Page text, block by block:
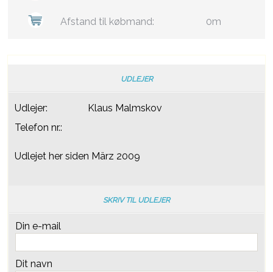
Afstand til købmand: 0m
UDLEJER
Udlejer:
Klaus Malmskov
Telefon nr.:
Udlejet her siden März 2009
SKRIV TIL UDLEJER
Din e-mail
Dit navn